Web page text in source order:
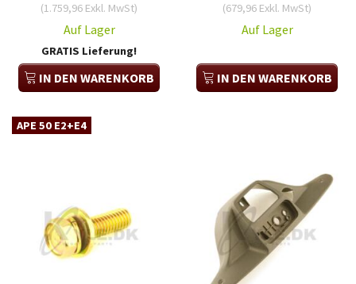
(1.759,96 Exkl. MwSt)
Auf Lager
GRATIS Lieferung!
IN DEN WARENKORB
(679,96 Exkl. MwSt)
Auf Lager
IN DEN WARENKORB
APE 50 E2+E4